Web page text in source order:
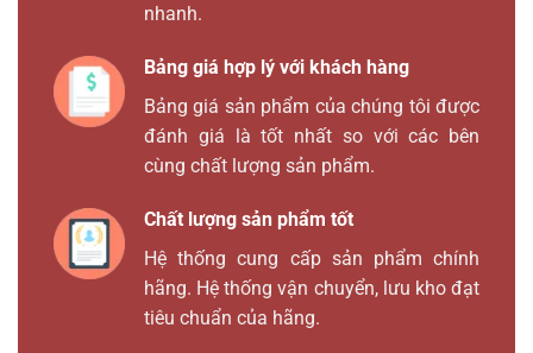
nhanh.
Bảng giá hợp lý với khách hàng
Bảng giá sản phẩm của chúng tôi được
đánh giá là tốt nhất so với các bên
cùng chất lượng sản phẩm.
Chất lượng sản phẩm tốt
Hệ thống cung cấp sản phẩm chính
hãng. Hệ thống vận chuyển, lưu kho đạt
tiêu chuẩn của hãng.